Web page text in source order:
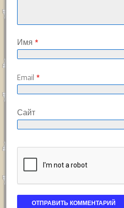
Имя *
Email *
Сайт